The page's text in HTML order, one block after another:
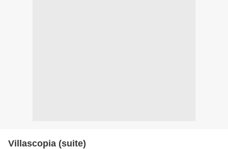
Villascopia (suite)